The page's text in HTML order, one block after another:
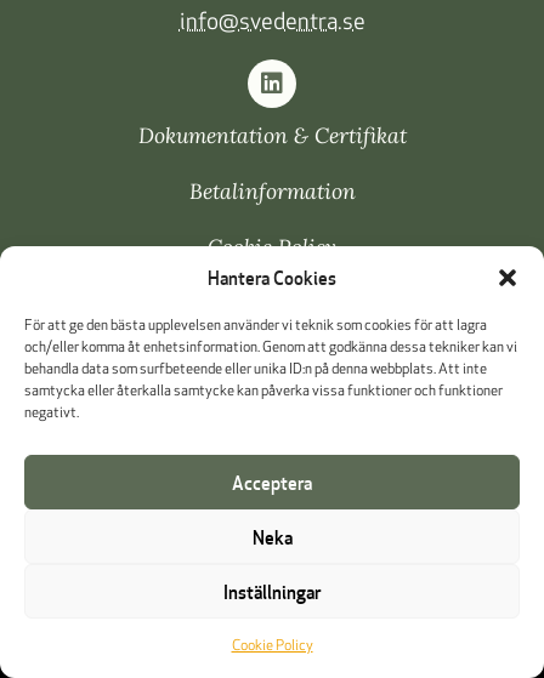
Hantera Cookies
För att ge den bästa upplevelsen använder vi teknik som cookies för att lagra
och/eller komma åt enhetsinformation. Genom att godkänna dessa tekniker kan vi
behandla data som surfbeteende eller unika ID:n på denna webbplats. Att inte
samtycka eller återkalla samtycke kan påverka vissa funktioner och funktioner
negativt.
Acceptera
Neka
Inställningar
Cookie Policy
info@svedentra.se
Dokumentation & Certifikat
Betalinformation
Cookie Policy